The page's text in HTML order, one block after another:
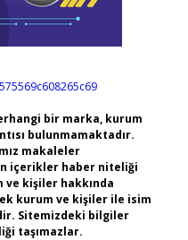
bir marka, kurum
bulunmamaktadır.
makaleler
içerikler haber niteliği
ve kişiler hakkında
kurum ve kişiler ile isim
Sitemizdeki bilgiler
taşımazlar.